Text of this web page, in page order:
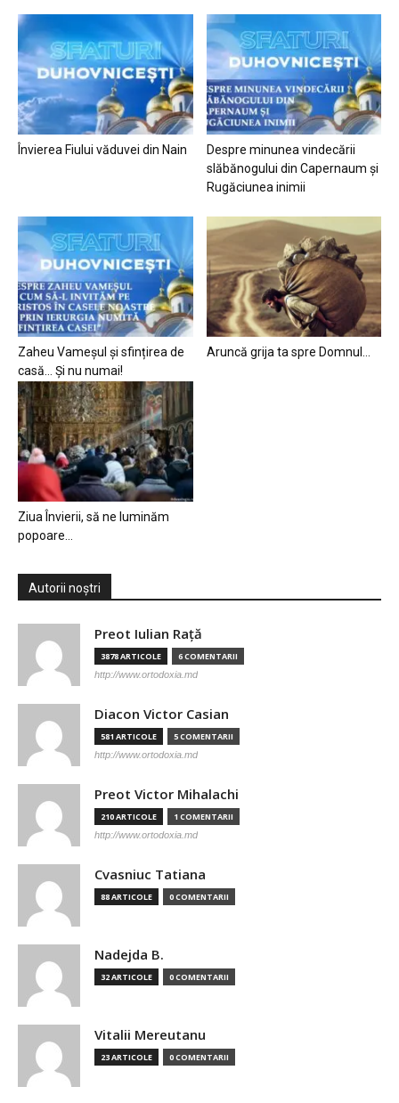
Învierea Fiului văduvei din Nain
Despre minunea vindecării
slăbănogului din Capernaum și
Rugăciunea inimii
Zaheu Vameșul și sfințirea de
casă… Și nu numai!
Aruncă grija ta spre Domnul…
Ziua Învierii, să ne luminăm
popoare…
Autorii noștri
Preot Iulian Raţă
3878 ARTICOLE 6 COMENTARII
http://www.ortodoxia.md
Diacon Victor Casian
581 ARTICOLE 5 COMENTARII
http://www.ortodoxia.md
Preot Victor Mihalachi
210 ARTICOLE 1 COMENTARII
http://www.ortodoxia.md
Cvasniuc Tatiana
88 ARTICOLE 0 COMENTARII
Nadejda B.
32 ARTICOLE 0 COMENTARII
Vitalii Mereutanu
23 ARTICOLE 0 COMENTARII